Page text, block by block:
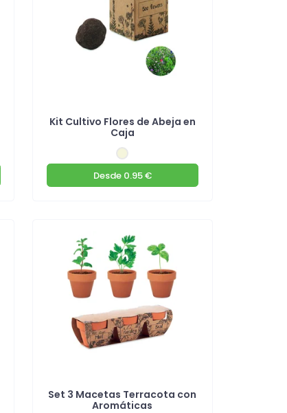
Kit Cultivo Flores de Abeja en
Caja
Desde0.95 €
Set 3 Macetas Terracota con
Aromáticas